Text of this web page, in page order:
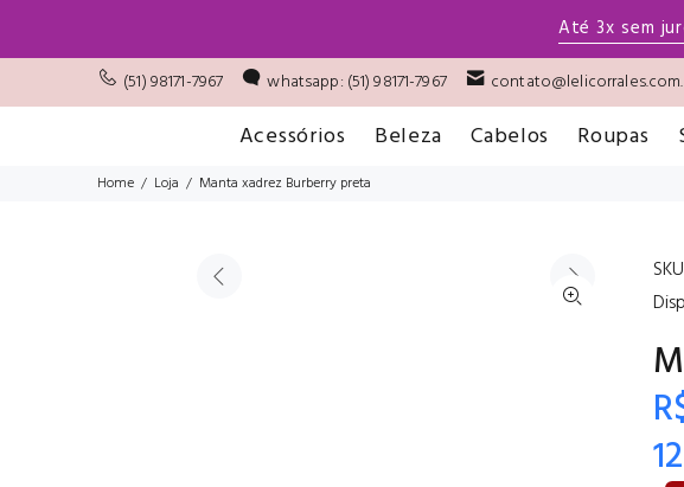
Até 3x sem
(51) 98171-7967 whatsapp: (51) 98171-7967
Acessórios Beleza Cabelos Roupas
Home Loja Manta xadrez Burberry preta